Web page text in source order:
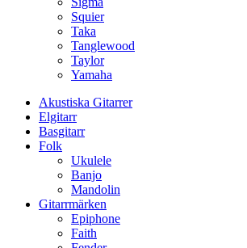
Squier
Taka
Tanglewood
Taylor
Yamaha
Akustiska Gitarrer
Elgitarr
Basgitarr
Folk
Ukulele
Banjo
Mandolin
Gitarrmärken
Epiphone
Faith